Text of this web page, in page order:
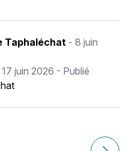
Taphaléchat -8 juin
17 juin 2026 - Publié